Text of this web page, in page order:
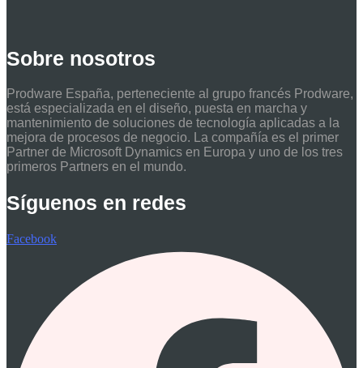
Sobre nosotros
Prodware España, perteneciente al grupo francés Prodware,
está especializada en el diseño, puesta en marcha y
mantenimiento de soluciones de tecnología aplicadas a la
mejora de procesos de negocio. La compañía es el primer
Partner de Microsoft Dynamics en Europa y uno de los tres
primeros Partners en el mundo.
Síguenos en redes
Facebook